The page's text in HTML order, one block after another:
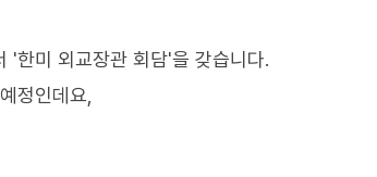
'한미 외교장관 회담'을 갖습니다.
정인데요,